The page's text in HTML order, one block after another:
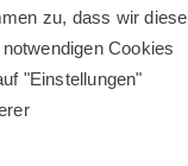
zu, dass wir diese
Cookies
"Einstellungen"